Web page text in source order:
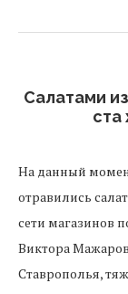
Салатами
ста
На данный
отравились
сети магазинов
Виктора
Ставрополья,